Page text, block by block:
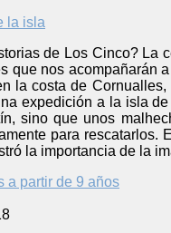
de Los Cinco? La
que nos acompañarán
la costa de
expedición a la isla
sino que unos
para
la importancia de la
a partir de 9 años